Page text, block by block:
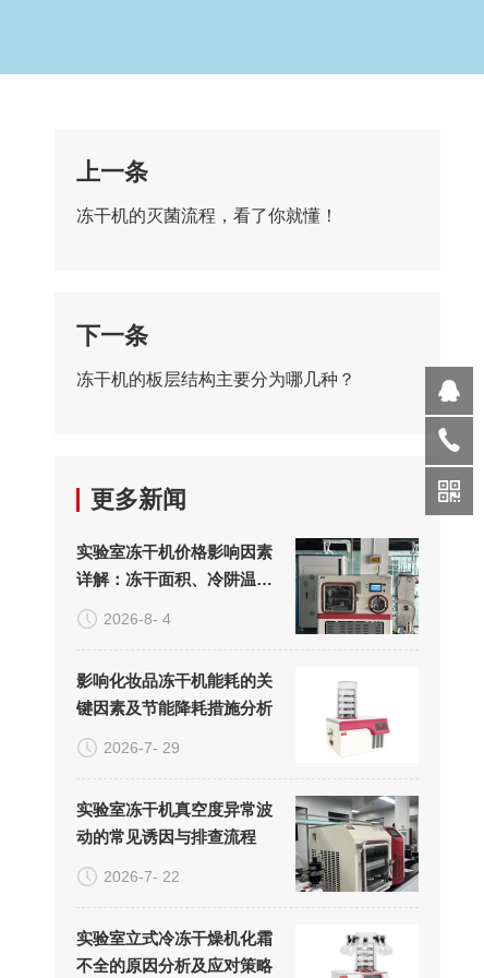
上一条
冻干机的灭菌流程，看了你就懂！
下一条
冻干机的板层结构主要分为哪几种？
更多新闻
实验室冻干机价格影响因素
详解：冻干面积、冷阱温度
与真空系统的成本构成
2026-8- 4
影响化妆品冻干机能耗的关
键因素及节能降耗措施分析
2026-7- 29
实验室冻干机真空度异常波
动的常见诱因与排查流程
2026-7- 22
实验室立式冷冻干燥机化霜
不全的原因分析及应对策略